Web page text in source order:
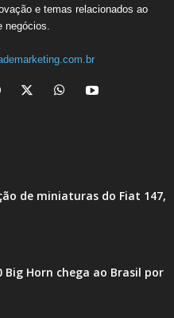
e temas relacionados ao
negócios.
de miniaturas do Fiat 147,
Big Horn chega ao Brasil por